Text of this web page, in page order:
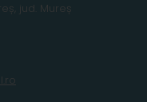
jud . Mureș